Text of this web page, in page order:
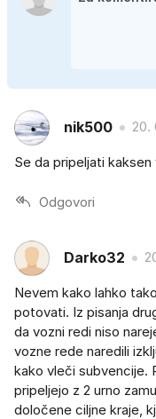
nik500 20.
Se da pripeljati
Odgovori
Darko32
Nevem kako lahko
potovati. Iz pisanja
da vozni redi niso
vozne rede naredili
kako vleči subvencije.
pripeljejo z 2 urno
določene ciljne kraje,